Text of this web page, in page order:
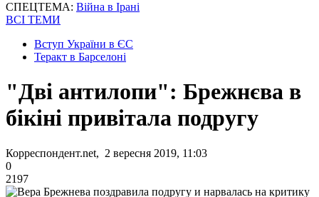
СПЕЦТЕМА: Війна в Ірані
ВСІ ТЕМИ
Вступ України в ЄС
Теракт в Барселоні
"Дві антилопи": Брежнєва в
бікіні привітала подругу
Корреспондент.net, 2 вересня 2019, 11:03
0
2197